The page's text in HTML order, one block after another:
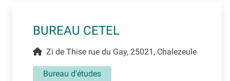
BUREAU CETEL
Zi de Thise rue du Gay, 25021, Chalezeule
Bureau d'études